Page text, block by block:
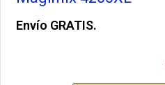
Envío GRATIS.